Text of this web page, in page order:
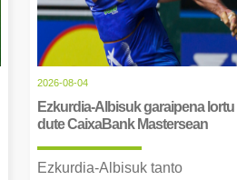
2026-08-04
Ezkurdia-Albisuk garaipena lortu
dute CaixaBank Mastersean
Ezkurdia-Albisuk tanto